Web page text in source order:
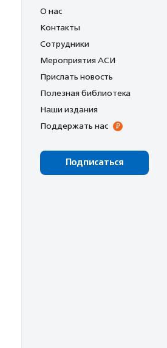
О нас
Контакты
Сотрудники
Мероприятия АСИ
Прислать новость
Полезная библиотека
Наши издания
Поддержать нас
Подписаться